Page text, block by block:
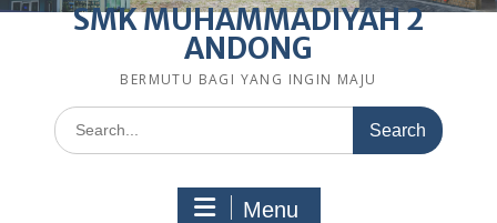
SMK MUHAMMADIYAH 2
ANDONG
BERMUTU BAGI YANG INGIN MAJU
Search
for:
Menu